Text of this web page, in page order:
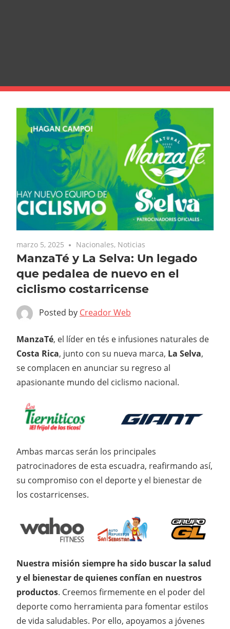
marzo 5, 2025 Nacionales, Noticias
ManzaTé y La Selva: Un legado
que pedalea de nuevo en el
ciclismo costarricense
Posted by Creador Web
ManzaTé, el líder en tés e infusiones naturales de
Costa Rica, junto con su nueva marca, La Selva,
se complacen en anunciar su regreso al
apasionante mundo del ciclismo nacional.
Ambas marcas serán los principales
patrocinadores de esta escuadra, reafirmando así,
su compromiso con el deporte y el bienestar de
los costarricenses.
Nuestra misión siempre ha sido buscar la salud
y el bienestar de quienes confían en nuestros
productos. Creemos firmemente en el poder del
deporte como herramienta para fomentar estilos
de vida saludables. Por ello, apoyamos a jóvenes